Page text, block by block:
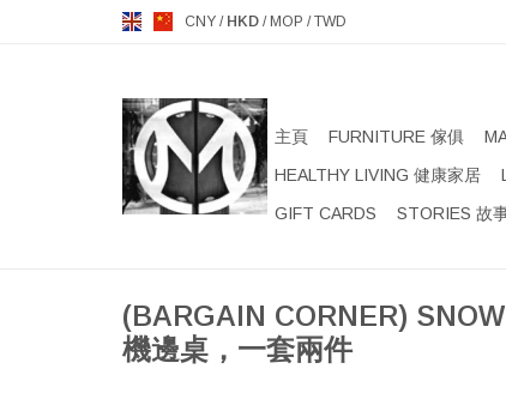
CNY / HKD / MOP /TWD
主頁 FURNITURE 傢俱
HEALTHY LIVING 健康家居
GIFT CARDS
STORIES 故
(BARGAIN CORNER)
機邊桌，一套兩件